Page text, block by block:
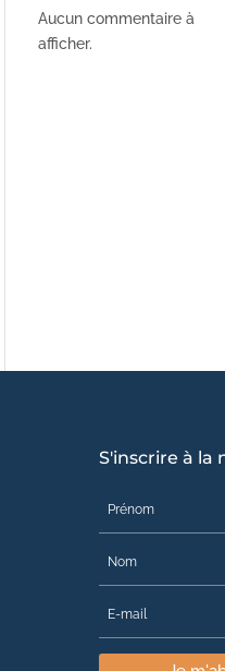
Aucun commentaire à
afficher.
S'inscrire à la